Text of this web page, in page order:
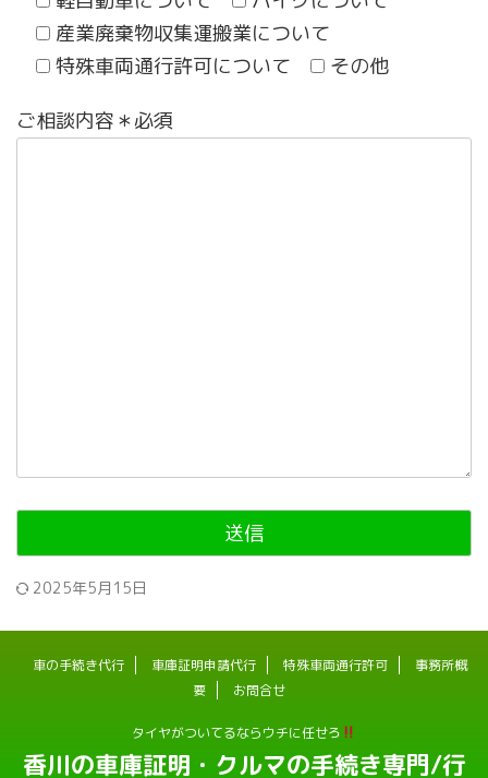
産業廃棄物収集運搬業について
特殊車両通行許可について
その他
ご相談内容＊必須
2025年5月15日
車の手続き代行 車庫証明申請代行 特殊車両通行許可
事務所概
要
お問合せ
タイヤがついてるならウチに任せろ
香川の車庫証明・クルマの手続き専門/行